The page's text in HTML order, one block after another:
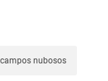
campos nubosos